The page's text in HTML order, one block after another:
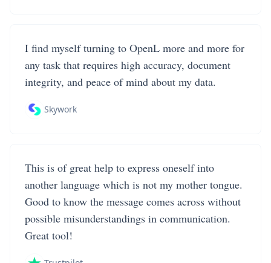
I find myself turning to OpenL more and more for
any task that requires high accuracy, document
integrity, and peace of mind about my data.
Skywork
This is of great help to express oneself into
another language which is not my mother tongue.
Good to know the message comes across without
possible misunderstandings in communication.
Great tool!